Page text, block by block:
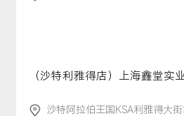
（沙特利雅得店）上海鑫堂实
沙特阿拉伯王国KSA利雅得大